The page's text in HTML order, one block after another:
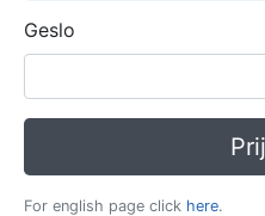
Geslo
For english page click here.